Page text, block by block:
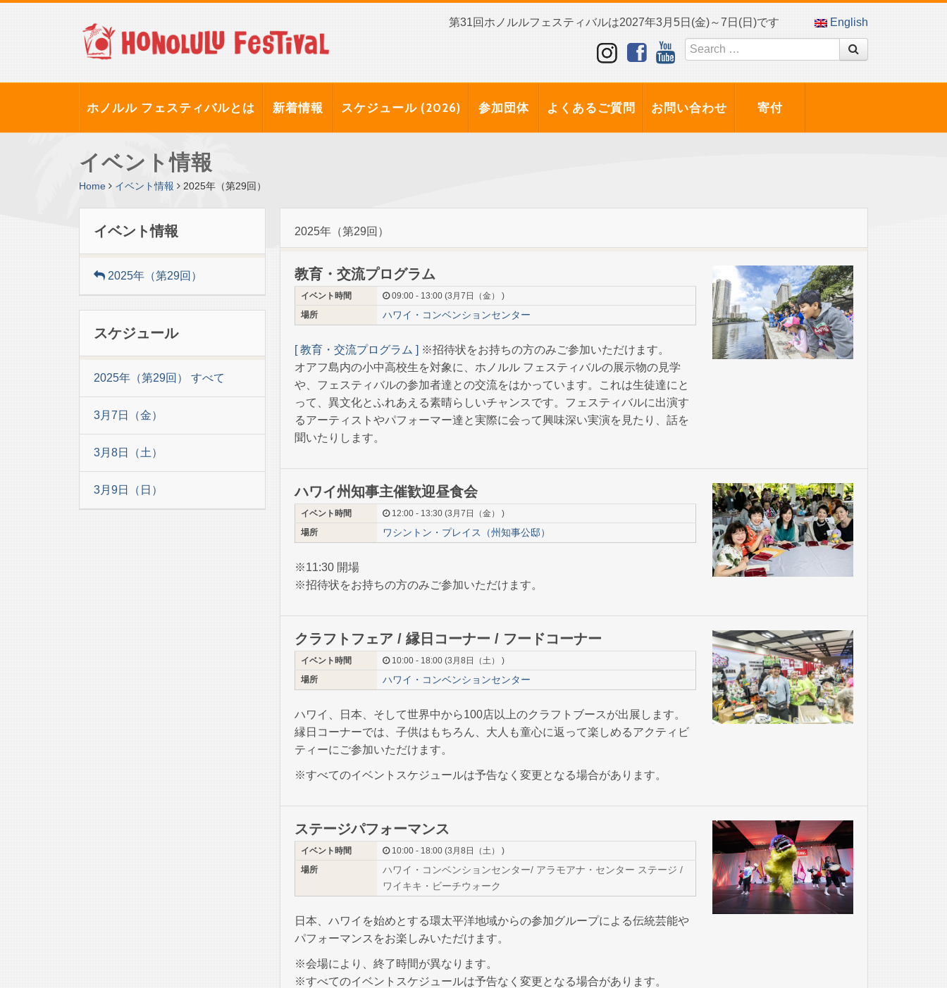
第31回ホノルルフェスティバルは2027年3月5日(金)～7日(日)です English
ホノルル フェスティバルとは 新着情報 スケジュール (2026) 参加団体 よくあるご質問 お問い合わせ 寄付
イベント情報
Home イベント情報 2025年（第29回）
イベント情報
2025年（第29回）
スケジュール
2025年（第29回） すべて
3月7日（金）
3月8日（土）
3月9日（日）
2025年（第29回）
教育・交流プログラム
イベント時間
09:00 - 13:00 (3月7日（金） )
場所
ハワイ・コンベンションセンター
[ 教育・交流プログラム ] ※招待状をお持ちの方のみご参加いただけます。
オアフ島内の小中高校生を対象に、ホノルル フェスティバルの展示物の見学
や、フェスティバルの参加者達との交流をはかっています。これは生徒達にと
って、異文化とふれあえる素晴らしいチャンスです。フェスティバルに出演す
るアーティストやパフォーマー達と実際に会って興味深い実演を見たり、話を
聞いたりします。
ハワイ州知事主催歓迎昼食会
イベント時間
12:00 - 13:30 (3月7日（金） )
場所
ワシントン・プレイス（州知事公邸）
※11:30 開場
※招待状をお持ちの方のみご参加いただけます。
クラフトフェア / 縁日コーナー / フードコーナー
イベント時間
10:00 - 18:00 (3月8日（土） )
場所
ハワイ・コンベンションセンター
ハワイ、日本、そして世界中から100店以上のクラフトブースが出展します。
縁日コーナーでは、子供はもちろん、大人も童心に返って楽しめるアクティビ
ティーにご参加いただけます。
※すべてのイベントスケジュールは予告なく変更となる場合があります。
ステージパフォーマンス
イベント時間
10:00 - 18:00 (3月8日（土） )
場所
ハワイ・コンベンションセンター/ アラモアナ・センター ステージ /
ワイキキ・ビーチウォーク
日本、ハワイを始めとする環太平洋地域からの参加グループによる伝統芸能や
パフォーマンスをお楽しみいただけます。
※会場により、終了時間が異なります。
※すべてのイベントスケジュールは予告なく変更となる場合があります。